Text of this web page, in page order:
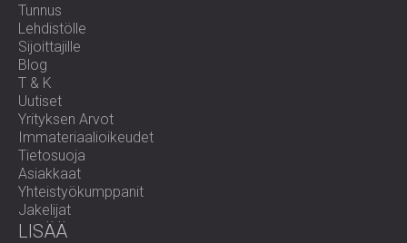
Tunnus
Lehdistölle
Sijoittajille
Blog
T & K
Uutiset
Yrityksen Arvot
Immateriaalioikeudet
Tietosuoja
Asiakkaat
Yhteistyökumppanit
Jakelijat
LISÄÄ